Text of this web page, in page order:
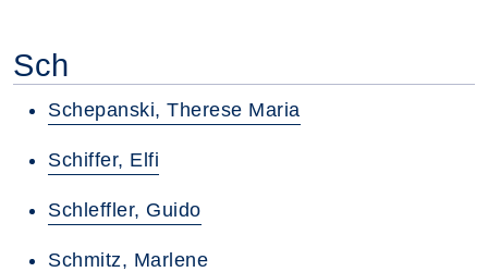
Sch
Schepanski, Therese Maria
Schiffer, Elfi
Schleffler, Guido
Schmitz, Marlene